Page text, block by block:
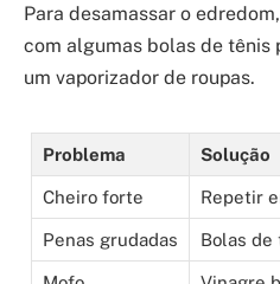
Para desamassar o
com algumas bolas de tênis
um vaporizador de roupas.
Problema Solução
Cheiro forte Repetir
Penas grudadas Bolas de